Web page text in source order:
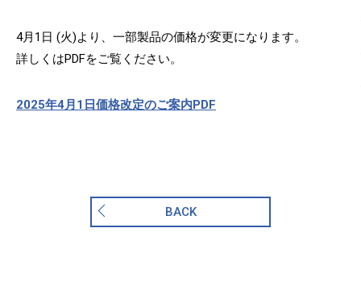
4月1日 (火)より、一部製品の価格が変更になります。
詳しくはPDFをご覧ください。
2025年4月1日価格改定のご案内PDF
BACK